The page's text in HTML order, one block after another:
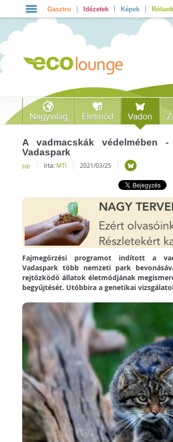
Gasztro Idézetek Képek Rólunk
Nagyvilág Életmód Vadon
A vadmacskák védelmében
Vadaspark
Hír írta: MTI 2021/03/25
Fajmegőrzési programot indított a
Vadaspark több nemzeti park
rejtőzködő állatok életmódjának
begyűjtését. Utóbbira a genetikai